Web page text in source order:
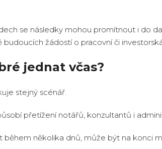
se následky mohou promítnout i do
budoucích žádostí o pracovní či
jednat včas?
stejný scénář.
přetížení notářů, konzultantů i
během několika dnů, může být na konci